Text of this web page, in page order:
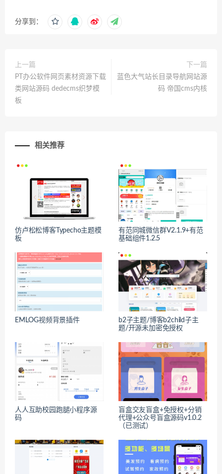
分享到：
上一篇
PT办公软件网页素材资源下载
类网站源码 dedecms织梦模
板
下一篇
蓝色大气站长目录导航网站源
码 帝国cms内核
相关推荐
仿卢松松博客Typecho主题模
板
有范同城微信群V2.1.9+有范
基础组件1.2.5
EMLOG视频背景插件
b2子主题/博客b2child子主
题/开源未加密免授权
人人互助校园跑腿小程序源
码
盲盒交友盲盒+免授权+分销
代理+公众号盲盒源码v1.0.2
（已测试）